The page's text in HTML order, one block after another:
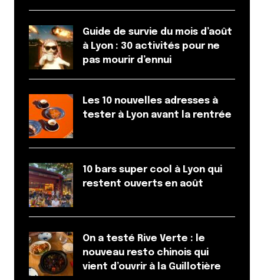
Guide de survie du mois d’août
à Lyon : 30 activités pour ne
pas mourir d’ennui
Les 10 nouvelles adresses à
tester à Lyon avant la rentrée
10 bars super cool à Lyon qui
restent ouverts en août
On a testé Rive Verte : le
nouveau resto chinois qui
vient d’ouvrir à la Guillotière